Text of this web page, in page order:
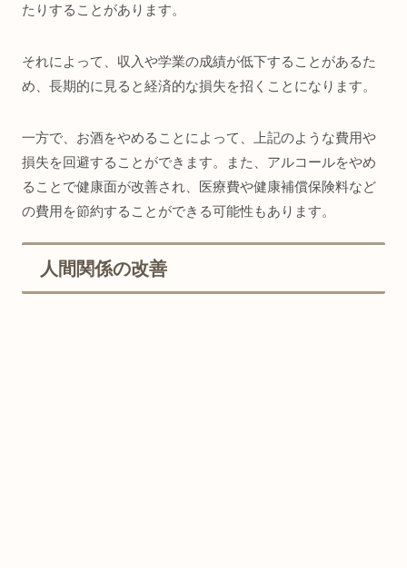
たりすることがあります。
それによって、収入や学業の成績が低下することがあるた
め、長期的に見ると経済的な損失を招くことになります。
一方で、お酒をやめることによって、上記のような費用や
損失を回避することができます。また、アルコールをやめ
ることで健康面が改善され、医療費や健康補償保険料など
の費用を節約することができる可能性もあります。
人間関係の改善